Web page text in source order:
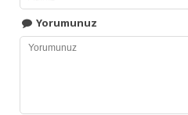
Yorumunuz